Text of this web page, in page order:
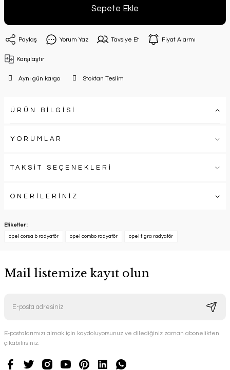
Sepete Ekle
Paylaş Yorum Yaz Tavsiye Et Fiyat Alarmı
Karşılaştır
Aynı gün kargo Stoktan Teslim
ÜRÜN BİLGİSİ
YORUMLAR
TAKSİT SEÇENEKLERİ
ÖNERİLERİNİZ
Etiketler :
opel corsa b radyatör opel combo radyatör opel tigra radyatör
Mail listemize kayıt olun
E-postalarımızı almak için kaydoluyorsunuz ve dilediğiniz zaman abonelikten
çıkabilirsiniz.